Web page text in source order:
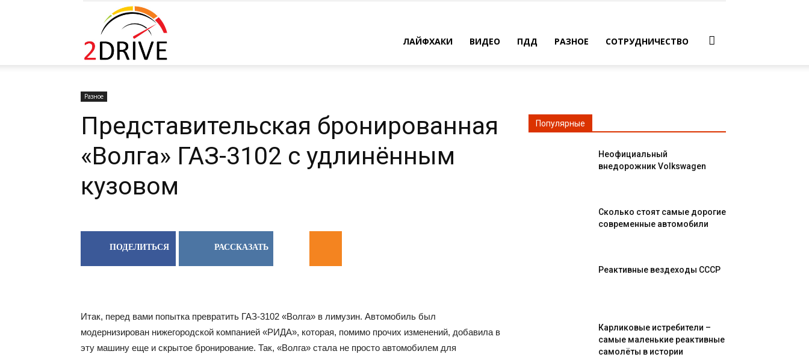
ЛАЙФХАКИ ВИДЕО ПДД РАЗНОЕ СОТРУДНИЧЕСТВО
Разное
Представительская бронированная
«Волга» ГАЗ-3102 с удлинённым
кузовом
ПОДЕЛИТЬСЯ РАССКАЗАТЬ
Итак, перед вами попытка превратить ГАЗ-3102 «Волга» в лимузин. Автомобиль был
модернизирован нижегородской компанией «РИДА», которая, помимо прочих изменений, добавила в
эту машину еще и скрытое бронирование. Так, «Волга» стала не просто автомобилем для
Популярные
Неофициальный
внедорожник Volkswagen
Сколько стоят самые дорогие
современные автомобили
Реактивные вездеходы СССР
Карликовые истребители –
самые маленькие реактивные
самолёты в истории